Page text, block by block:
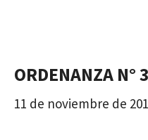
ORDENANZA
11 de noviembre de